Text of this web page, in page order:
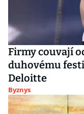
Firmy couvají
duhovému
Deloitte
Byznys